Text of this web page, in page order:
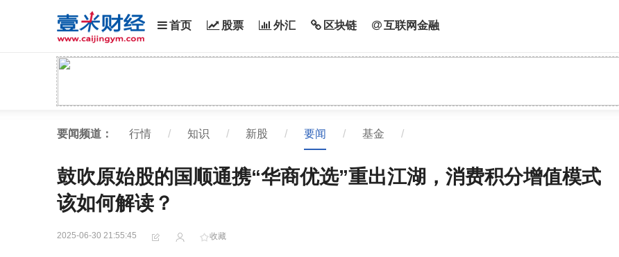
首页 股票 外汇 区块链 互联网金融
要闻频道： 行情 / 知识 / 新股 / 要闻 / 基金 /
鼓吹原始股的国顺通携“华商优选”重出江湖，消费积分增值模式
该如何解读？
2025-06-30 21:55:45 收藏